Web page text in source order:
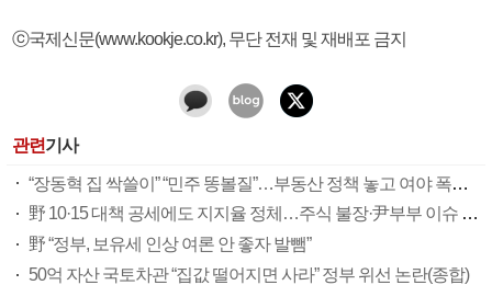
ⓒ국제신문(www.kookje.co.kr), 무단 전재 및 재배포 금지
관련기사
“장동혁 집 싹쓸이” “민주 똥볼질”…부동산 정책 놓고 여야 폭로전만
野 10·15 대책 공세에도 지지율 정체…주식 불장·尹부부 이슈 요인
野 “정부, 보유세 인상 여론 안 좋자 발뺌”
50억 자산 국토차관 “집값 떨어지면 사라” 정부 위선 논란(종합)